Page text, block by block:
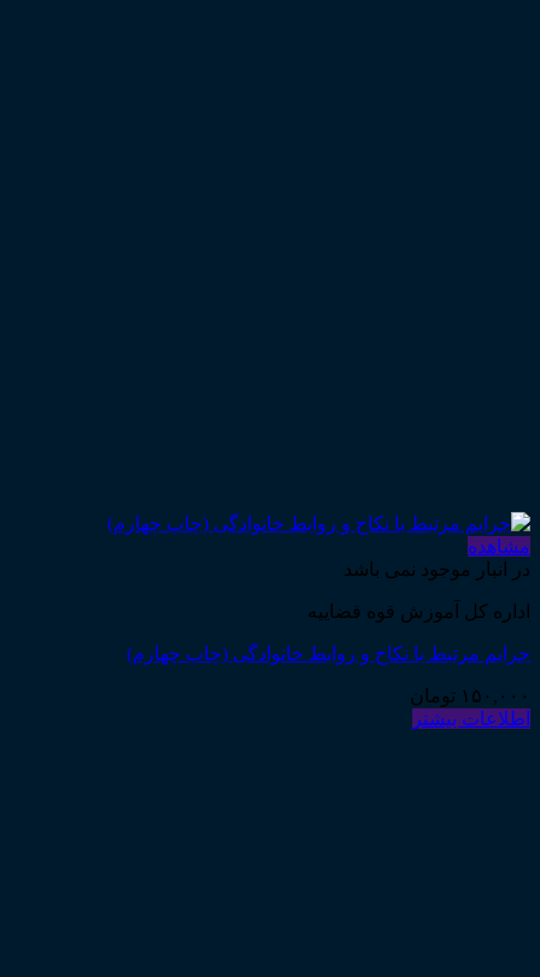
مشاهده
در انبار موجود نمی باشد
اداره کل آموزش قوه قضاییه
جرایم مرتبط با نکاح و روابط خانوادگی (چاپ چهارم)
۱۵۰,۰۰۰ تومان
اطلاعات بیشتر